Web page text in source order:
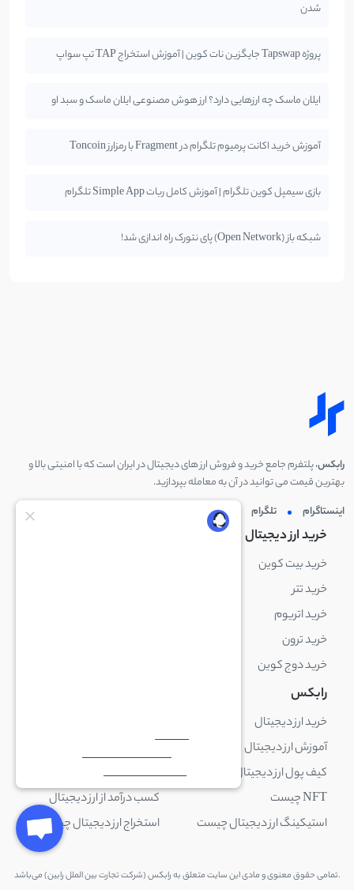
شدن
پروژه Tapswap جایگزین نات کوین | آموزش استخراج TAP تپ سواپ
ایلان ماسک چه ارزهایی دارد؟ ارز هوش مصنوعی ایلان ماسک و سبد او
آموزش خرید اکانت پرمیوم تلگرام در Fragment با رمزارز Toncoin
بازی سیمپل کوین تلگرام | آموزش کامل ربات Simple App تلگرام
شبکه باز (Open Network) پای نتورک راه اندازی شد!
رابکس، پلتفرم جامع خرید و فروش ارز های دیجیتال در ایران است که با امنیتی بالا و
بهترین قیمت می توانید در آن به معامله بپردازید.
اینستاگرام
تلگرام توئیتر
خرید ارز دیجیتال
خرید بیت کوین
خرید تتر
خرید اتریوم
خرید ترون
خرید دوج کوین
رابکس
خرید ارز دیجیتال
آموزش ارز دیجیتال
کیف پول ارز دیجیتال چیست
NFT چیست
استیکینگ ارز دیجیتال چیست
ترید چیست
کسب درآمد از ارز دیجیتال
استخراج ارز دیجیتال چیست
.تمامی حقوق معنوی و مادی این سایت متعلق به رابکس (شرکت تجارت بین الملل رابین) می‌باشد